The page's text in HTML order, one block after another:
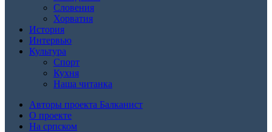
Словения
Хорватия
История
Интервью
Культура
Спорт
Кухня
Наша читанка
Авторы проекта Балканист
О проекте
На српском